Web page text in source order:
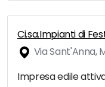
Ci.sa.Impianti di
Via Sant'Anna,
Impresa edile